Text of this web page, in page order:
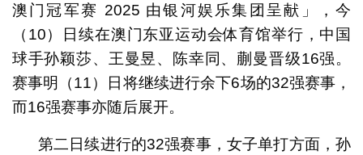
澳门冠军赛 2025 由银河娱乐集团呈献」，今
（10）日续在澳门东亚运动会体育馆举行，中国
球手孙颖莎、王曼昱、陈幸同、蒯曼晋级16强。
赛事明（11）日将继续进行余下6场的32强赛事，
而16强赛事亦随后展开。
第二日续进行的32强赛事，女子单打方面，孙